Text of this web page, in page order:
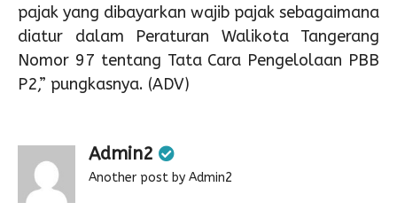
pajak yang dibayarkan wajib pajak sebagaimana
diatur dalam Peraturan Walikota Tangerang
Nomor 97 tentang Tata Cara Pengelolaan PBB
P2,” pungkasnya. (ADV)
Admin2
Another post by Admin2